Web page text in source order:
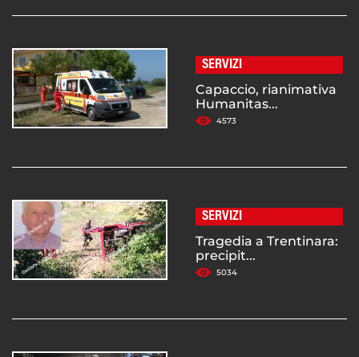
SERVIZI
Capaccio, rianimativa
Humanitas...
4573
SERVIZI
Tragedia a Trentinara:
precipit...
5034